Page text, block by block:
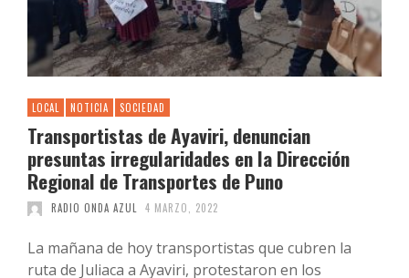
LOCAL NOTICIA SOCIEDAD
Transportistas de Ayaviri, denuncian
presuntas irregularidades en la Dirección
Regional de Transportes de Puno
RADIO ONDA AZUL 4 MARZO, 2022
La mañana de hoy transportistas que cubren la
ruta de Juliaca a Ayaviri, protestaron en los